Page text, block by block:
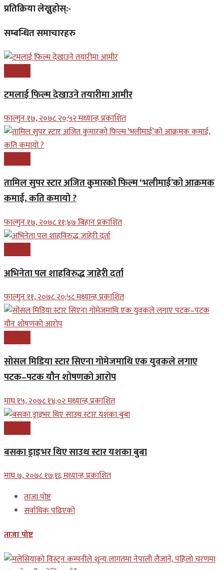
प्रतिक्रिया लेख्नुहोस्:-
सम्बन्धित समाचारहरु
टमलाई फिल्म देखाउने तयारीमा आमीर
फाल्गुन १७, २०७८ २०;५२ मध्यान्ह प्रकाशित
तामिल सुपर स्टार अजित कुमारको फिल्म ‘भलीमाई’को आक्रमक
कमाई, कति कमायो ?
फाल्गुन १७, २०७८ ११;४७ बिहान प्रकाशित
अभिनेता पल शाहविरुद्ध जाहेरी दर्ता
फाल्गुन ११, २०७८ २०;५८ मध्यान्ह प्रकाशित
सोसल मिडिया स्टार सिएना गोमेजमाथि एक युवकले लगाए
पटक–पटक यौन शोषणको आरोप
माघ १५, २०७८ १४;०२ मध्यान्ह प्रकाशित
बसका ड्राइभर थिए साउथ स्टार यशका बुबा
माघ ७, २०७८ १७;१६ मध्यान्ह प्रकाशित
ताजा पोष्ट
सर्वाधिक पढिएको
ताजा पोष्ट